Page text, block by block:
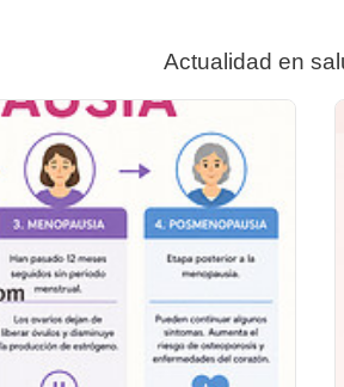
Actualidad en